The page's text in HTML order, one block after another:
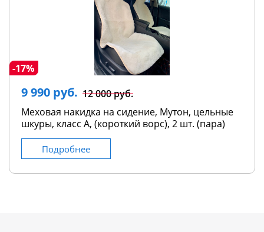
-17%
9 990 руб. 12 000 руб.
Меховая накидка на сидение, Мутон, цельные
шкуры, класс А, (короткий ворс), 2 шт. (пара)
Подробнее